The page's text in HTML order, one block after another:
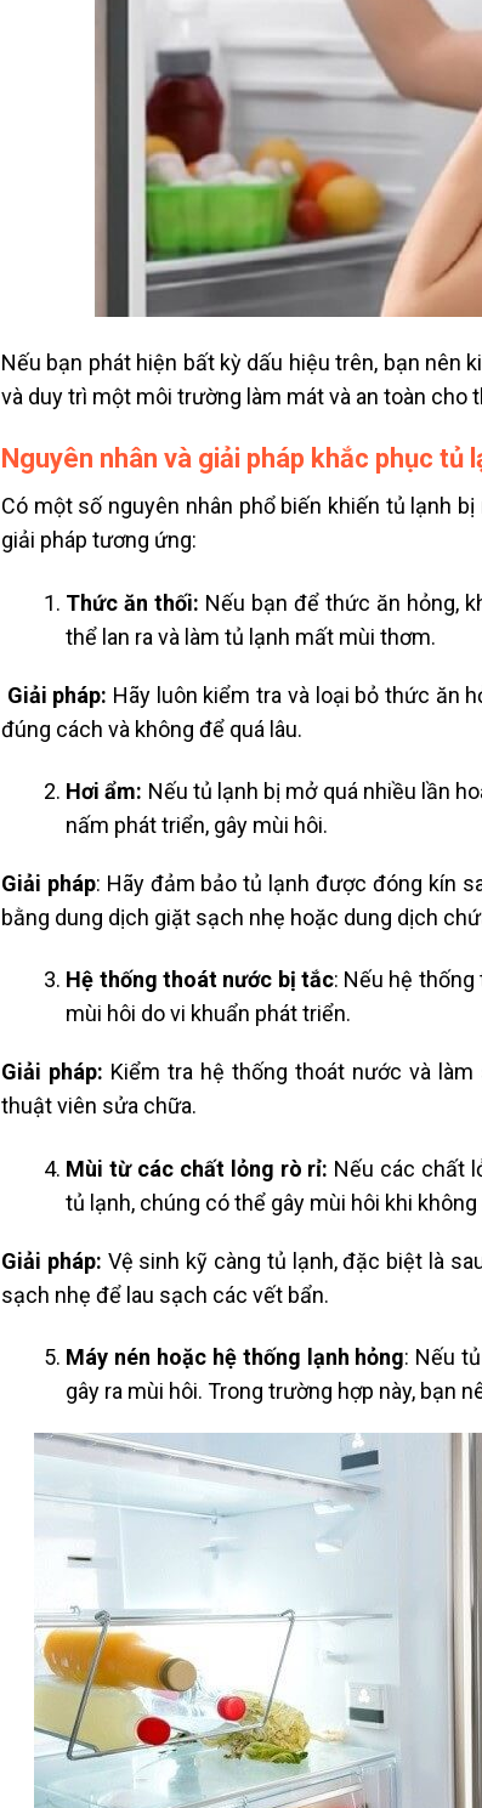
Nếu bạn phát hiện bất kỳ dấu hiệu trên, bạn nên
và duy trì một môi trường làm mát và an toàn cho
Nguyên nhân và giải pháp khắc phục tủ
Có một số nguyên nhân phổ biến khiến tủ lạnh
giải pháp tương ứng:
Thức ăn thối: Nếu bạn để thức ăn hỏng,
thể lan ra và làm tủ lạnh mất mùi thơm.
Giải pháp: Hãy luôn kiểm tra và loại bỏ thức ăn
đúng cách và không để quá lâu.
Hơi ẩm: Nếu tủ lạnh bị mở quá nhiều lần
nấm phát triển, gây mùi hôi.
Giải pháp: Hãy đảm bảo tủ lạnh được đóng kín
bằng dung dịch giặt sạch nhẹ hoặc dung dịch
Hệ thống thoát nước bị tắc: Nếu hệ
mùi hôi do vi khuẩn phát triển.
Giải pháp: Kiểm tra hệ thống thoát nước và
thuật viên sửa chữa.
Mùi từ các chất lỏng rò rỉ: Nếu các chất
tủ lạnh, chúng có thể gây mùi hôi khi
Giải pháp: Vệ sinh kỹ càng tủ lạnh, đặc biệt là
sạch nhẹ để lau sạch các vết bẩn.
Máy nén hoặc hệ thống lạnh hỏng: Nếu
gây ra mùi hôi. Trong trường hợp này, bạn